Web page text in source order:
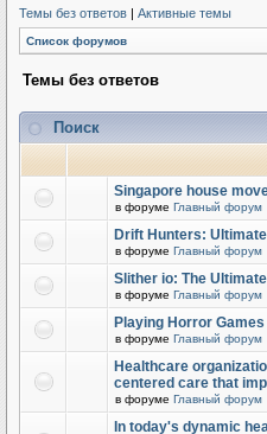
Темы без ответов | Активные темы
Список форумов
Темы без ответов
Поиск
Singapore house
в форуме Главный форум
Drift Hunters:
в форуме Главный форум
Slither io: The
в форуме Главный форум
Playing Horror
в форуме Главный форум
Healthcare
centered care that
в форуме Главный форум
In today's dynamic